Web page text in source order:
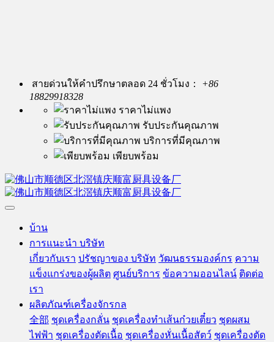
สายด่วนให้คำปรึกษาตลอด 24 ชั่วโมง：
+86
18829918328
ราคาไม่แพง
รับประกันคุณภาพ
บริการที่มีคุณภาพ
เพียบพร้อม
บ้าน
การแนะนำ บริษัท
เกี่ยวกับเรา ปรัชญาของ บริษัท วัฒนธรรมองค์กร ความ
แข็งแกร่งของผู้ผลิต ศูนย์บริการ ข้อความออนไลน์ ติดต่อ
เรา
ผลิตภัณฑ์เครื่องจักรกล
全部 ชุดเครื่องกลั่น ชุดเครื่องทำเส้นก๋วยเตี๋ยว ชุดผสม
ไฟฟ้า ชุดเครื่องตัดเนื้อ ชุดเครื่องหั่นเนื้อสัตว์ ชุดเครื่องตัด